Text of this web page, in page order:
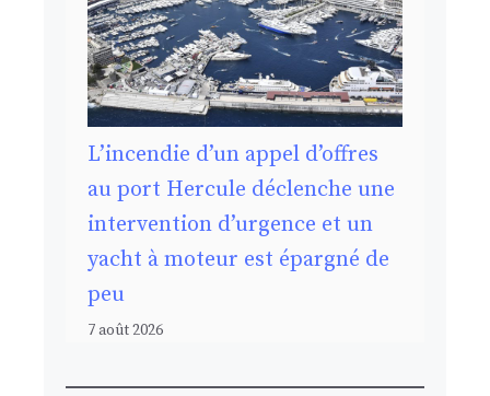
L’incendie d’un appel d’offres
au port Hercule déclenche une
intervention d’urgence et un
yacht à moteur est épargné de
peu
7 août 2026